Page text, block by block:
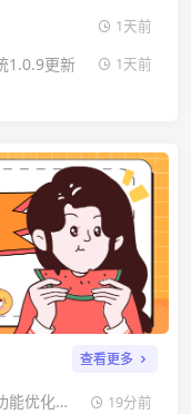
1天前
1.0.9更新 1天前
查看更多
【分享】Rain⭕LSP专用多功能优化模块🔥框架必备模块🔥
19分前